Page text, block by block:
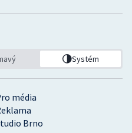
média
Brno
Systém